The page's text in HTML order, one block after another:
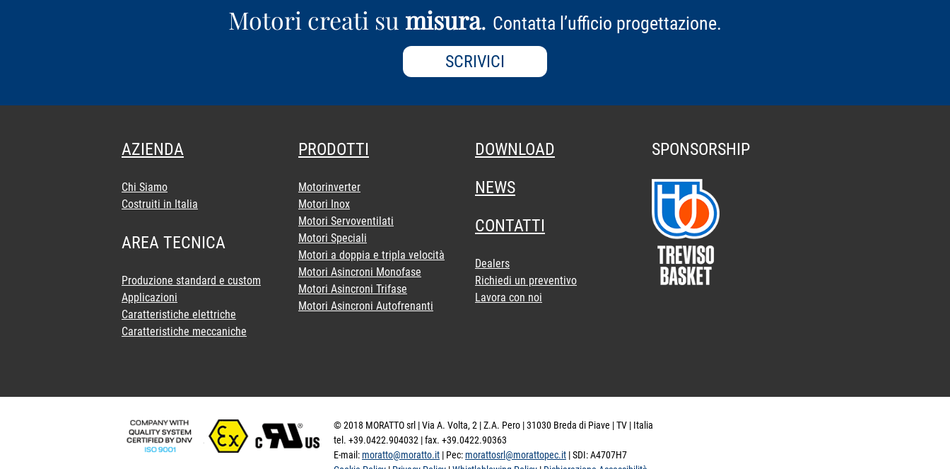
Motori creati su misura. Contatta l’ufficio progettazione.
SCRIVICI
AZIENDA
Chi Siamo
Costruiti in Italia
AREA TECNICA
Produzione standard e custom
Applicazioni
Caratteristiche elettriche
Caratteristiche meccaniche
PRODOTTI
Motorinverter
Motori Inox
Motori Servoventilati
Motori Speciali
Motori a doppia e tripla velocità
Motori Asincroni Monofase
Motori Asincroni Trifase
Motori Asincroni Autofrenanti
DOWNLOAD
NEWS
CONTATTI
Dealers
Richiedi un preventivo
Lavora con noi
SPONSORSHIP
© 2018 MORATTO srl | Via A. Volta, 2 | Z.A. Pero | 31030 Breda di Piave | TV | Italia
tel. +39.0422.904032 | fax. +39.0422.90363
E-mail:moratto@moratto.it | Pec:morattosrl@morattopec.it | SDI: A4707H7